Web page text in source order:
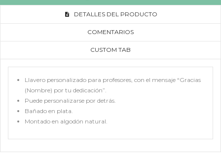
DETALLES DEL PRODUCTO
COMENTARIOS
CUSTOM TAB
Llavero personalizado para profesores, con el mensaje “Gracias
(Nombre) por tu dedicación”.
Puede personalizarse por detrás.
Bañado en plata.
Montado en algodón natural.